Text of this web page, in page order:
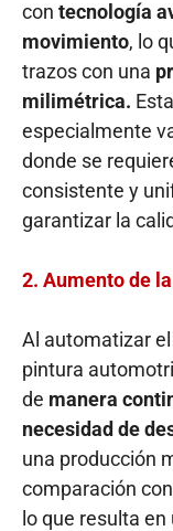
con tecnología
movimiento, lo
trazos con una
milimétrica.
especialmente
donde se
consistente y
garantizar la
2. Aumento de
Al automatizar
pintura
de manera
necesidad de
una producción
comparación
lo que resulta